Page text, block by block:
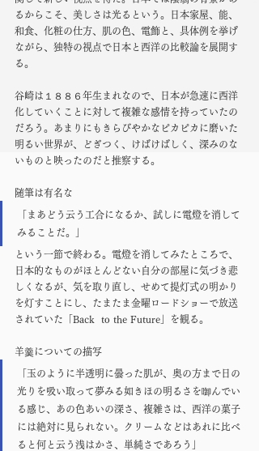
るからこそ、美しさは光るという。日本家屋、能、
和食、化粧の仕方、肌の色、電飾と、具体例を挙げ
ながら、独特の視点で日本と西洋の比較論を展開す
る。
谷崎は１８８６年生まれなので、日本が急速に西洋
化していくことに対して複雑な感情を持っていたの
だろう。あまりにもきらびやかなピカピカに磨いた
明るい世界が、どぎつく、けばけばしく、深みのな
いものと映ったのだと推察する。
随筆は有名な
「まあどう云う工合になるか、試しに電燈を消して
みることだ。」
という一節で終わる。電燈を消してみたところで、
日本的なものがほとんどない自分の部屋に気づき悲
しくなるが、気を取り直し、せめて提灯式の明かり
を灯すことにし、たまたま金曜ロードショーで放送
されていた「Back  to the Future」を観る。
羊羹についての描写
「玉のように半透明に曇った肌が、奥の方まで日の
光りを吸い取って夢みる如きほの明るさを啣んでい
る感じ、あの色あいの深さ、複雑さは、西洋の菓子
には絶対に見られない。クリームなどはあれに比べ
ると何と云う浅はかさ、単純さであろう」